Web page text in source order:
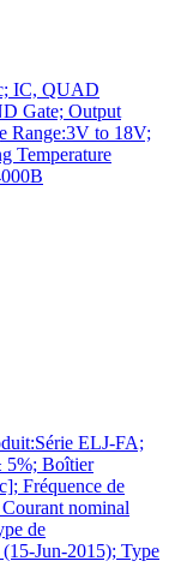
IC, QUAD
Gate; Output
Range:3V to 18V;
Temperature
ELJ-FA;
5%; Boîtier
Fréquence de
nominal
de
Jun-2015); Type